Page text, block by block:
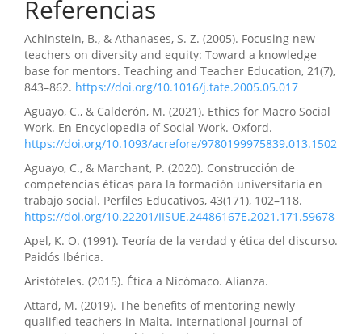
Referencias
Achinstein, B., & Athanases, S. Z. (2005). Focusing new
teachers on diversity and equity: Toward a knowledge
base for mentors. Teaching and Teacher Education, 21(7),
843–862. https://doi.org/10.1016/j.tate.2005.05.017
Aguayo, C., & Calderón, M. (2021). Ethics for Macro Social
Work. En Encyclopedia of Social Work. Oxford.
https://doi.org/10.1093/acrefore/9780199975839.013.1502
Aguayo, C., & Marchant, P. (2020). Construcción de
competencias éticas para la formación universitaria en
trabajo social. Perfiles Educativos, 43(171), 102–118.
https://doi.org/10.22201/IISUE.24486167E.2021.171.59678
Apel, K. O. (1991). Teoría de la verdad y ética del discurso.
Paidós Ibérica.
Aristóteles. (2015). Ética a Nicómaco. Alianza.
Attard, M. (2019). The benefits of mentoring newly
qualified teachers in Malta. International Journal of